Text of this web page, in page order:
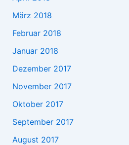
März 2018
Februar 2018
Januar 2018
Dezember 2017
November 2017
Oktober 2017
September 2017
August 2017